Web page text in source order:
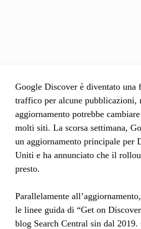
Google Discover è diventato
traffico per alcune pubblicazioni,
aggiornamento potrebbe
molti siti. La scorsa settimana,
un aggiornamento principale per
Uniti e ha annunciato che il
presto.
Parallelamente
le linee guida di “Get on
blog Search Central sin dal 2019.